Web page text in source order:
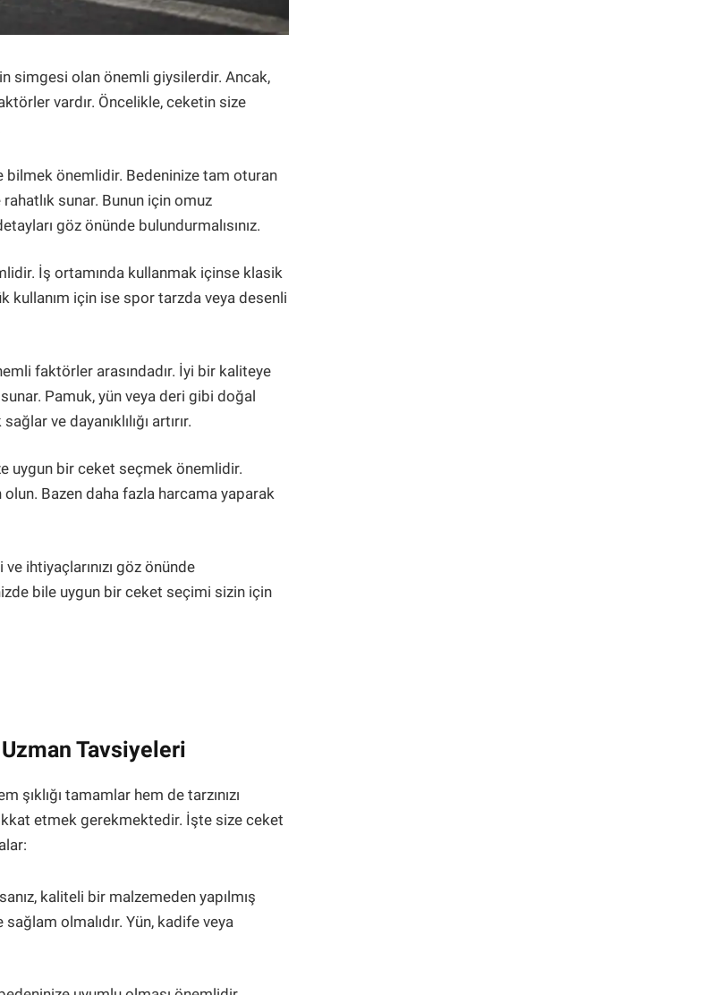
simgesi olan önemli giysilerdir. Ancak,
vardır. Öncelikle, ceketin size
bilmek önemlidir. Bedeninize tam oturan
sunar. Bunun için omuz
göz önünde bulundurmalısınız.
İş ortamında kullanmak içinse klasik
kullanım için ise spor tarzda veya desenli
faktörler arasındadır. İyi bir kaliteye
Pamuk, yün veya deri gibi doğal
ve dayanıklılığı artırır.
uygun bir ceket seçmek önemlidir.
Bazen daha fazla harcama yaparak
ihtiyaçlarınızı göz önünde
bile uygun bir ceket seçimi sizin için
Tavsiyeleri
tamamlar hem de tarzınızı
etmek gerekmektedir. İşte size ceket
kaliteli bir malzemeden yapılmış
olmalıdır. Yün, kadife veya